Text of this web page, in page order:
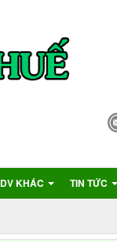
DV KHÁC TIN TỨC